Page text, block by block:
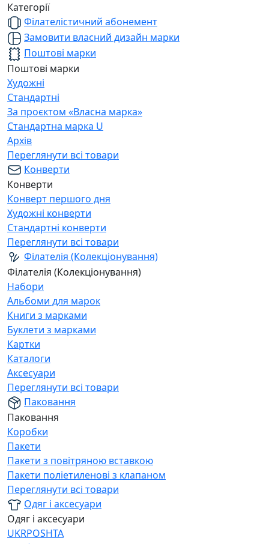
Категорії
Філателістичний абонемент
Замовити власний дизайн марки
Поштові марки
Поштові марки
Художні
Стандартні
За проєктом «Власна марка»
Стандартна марка U
Архів
Переглянути всі товари
Конверти
Конверти
Конверт першого дня
Художні конверти
Стандартні конверти
Переглянути всі товари
Філателія (Колекціонування)
Філателія (Колекціонування)
Набори
Альбоми для марок
Книги з марками
Буклети з марками
Картки
Каталоги
Аксесуари
Переглянути всі товари
Паковання
Паковання
Коробки
Пакети
Пакети з повітряною вставкою
Пакети поліетиленові з клапаном
Переглянути всі товари
Одяг і аксесуари
Одяг і аксесуари
UKRPOSHTA